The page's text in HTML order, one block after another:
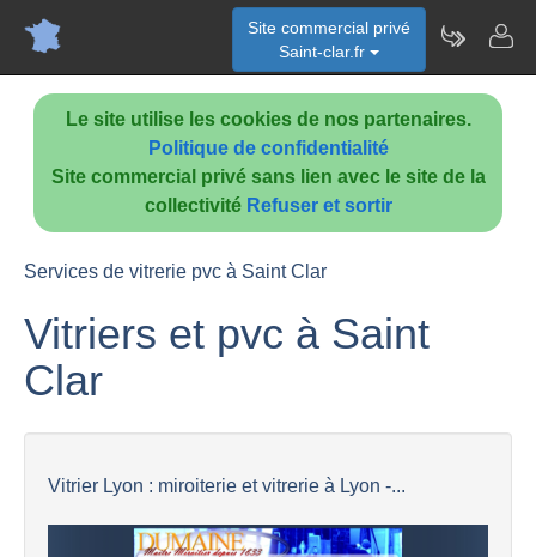
Le site utilise les cookies de nos partenaires.
Politique de confidentialité
Site commercial privé sans lien avec le site de la
collectivité Refuser et sortir
Site commercial privé
Saint-clar.fr
Services de vitrerie pvc à Saint Clar
Vitriers et pvc à Saint
Clar
Vitrier Lyon : miroiterie et vitrerie à Lyon -...